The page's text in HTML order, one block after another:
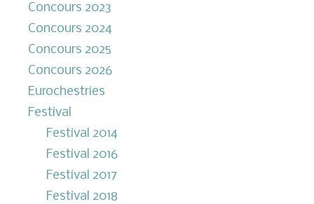
Concours 2023
Concours 2024
Concours 2025
Concours 2026
Eurochestries
Festival
Festival 2014
Festival 2016
Festival 2017
Festival 2018